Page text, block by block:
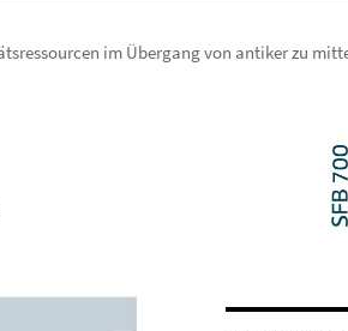
im Übergang von antiker zu